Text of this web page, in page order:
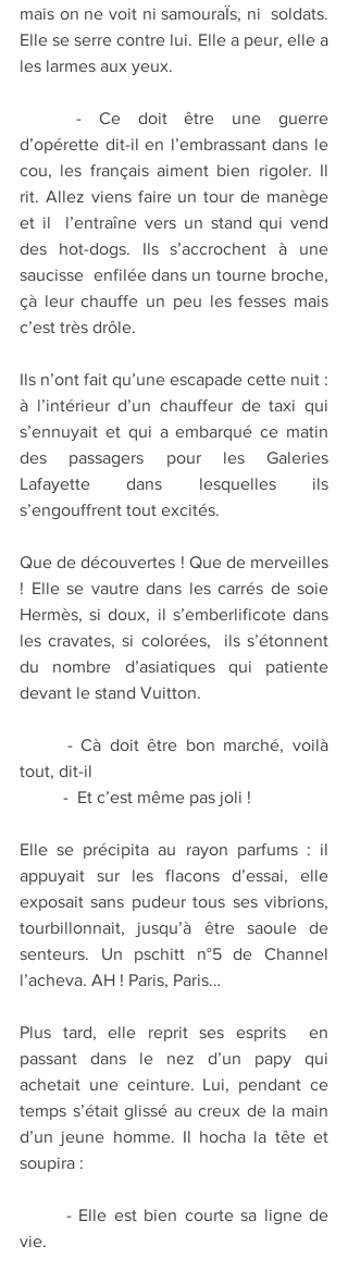
mais on ne voit ni samouraÏs, ni  soldats.
Elle se serre contre lui. Elle a peur, elle a
les larmes aux yeux.
d’opérette dit-il en l’embrassant dans le
cou, les français aiment bien rigoler. Il
rit. Allez viens faire un tour de manège
et il  l’entraîne vers un stand qui vend
des hot-dogs. Ils s’accrochent à une
saucisse  enfilée dans un tourne broche,
çà leur chauffe un peu les fesses mais
c’est très drôle.
Ils n’ont fait qu’une escapade cette nuit :
à l’intérieur d’un chauffeur de taxi qui
s’ennuyait et qui a embarqué ce matin
des passagers pour les Galeries
Lafayette dans lesquelles ils
s’engouffrent tout excités.
Que de découvertes ! Que de merveilles
! Elle se vautre dans les carrés de soie
Hermès, si doux, il s’emberlificote dans
les cravates, si colorées,  ils s’étonnent
du nombre d’asiatiques qui patiente
devant le stand Vuitton.
tout, dit-il
	-  Et c’est même pas joli !
Elle se précipita au rayon parfums : il
appuyait sur les flacons d’essai, elle
exposait sans pudeur tous ses vibrions,
tourbillonnait, jusqu’à être saoule de
senteurs. Un pschitt n°5 de Channel
l’acheva. AH ! Paris, Paris…
Plus tard, elle reprit ses esprits  en
passant dans le nez d’un papy qui
achetait une ceinture. Lui, pendant ce
temps s’était glissé au creux de la main
d’un jeune homme. Il hocha la tête et
soupira :
vie.